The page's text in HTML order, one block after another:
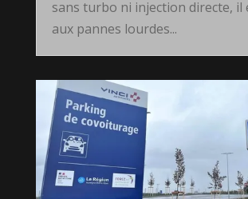
sans turbo ni injection directe, il
aux pannes lourdes...